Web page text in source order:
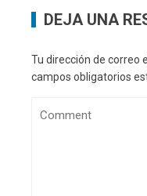
DEJA UNA
Tu dirección de correo
campos obligatorios